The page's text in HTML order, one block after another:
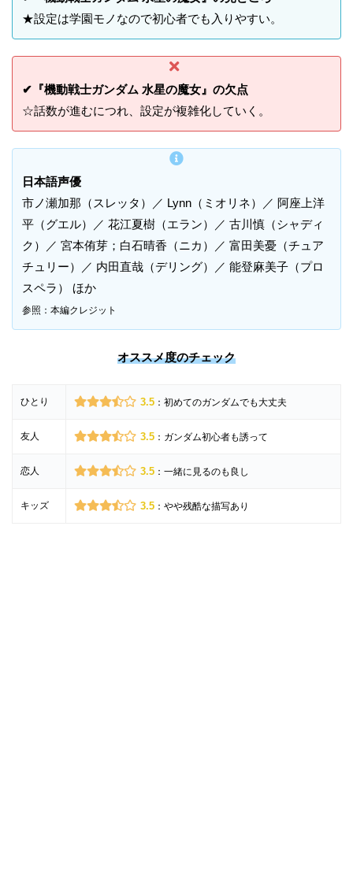
★設定は学園モノなので初心者でも入りやすい。
✔『機動戦士ガンダム 水星の魔女』の欠点
☆話数が進むにつれ、設定が複雑化していく。
日本語声優
市ノ瀬加那（スレッタ）／ Lynn（ミオリネ）／ 阿座上洋
平（グエル）／ 花江夏樹（エラン）／ 古川慎（シャディ
ク）／ 宮本侑芽；白石晴香（ニカ）／ 富田美憂（チュア
チュリー）／ 内田直哉（デリング）／ 能登麻美子（プロ
スペラ） ほか
参照：本編クレジット
オススメ度のチェック
ひとり 3.5：初めてのガンダムでも大丈夫
友人 3.5：ガンダム初心者も誘って
恋人 3.5：一緒に見るのも良し
キッズ 3.5：やや残酷な描写あり